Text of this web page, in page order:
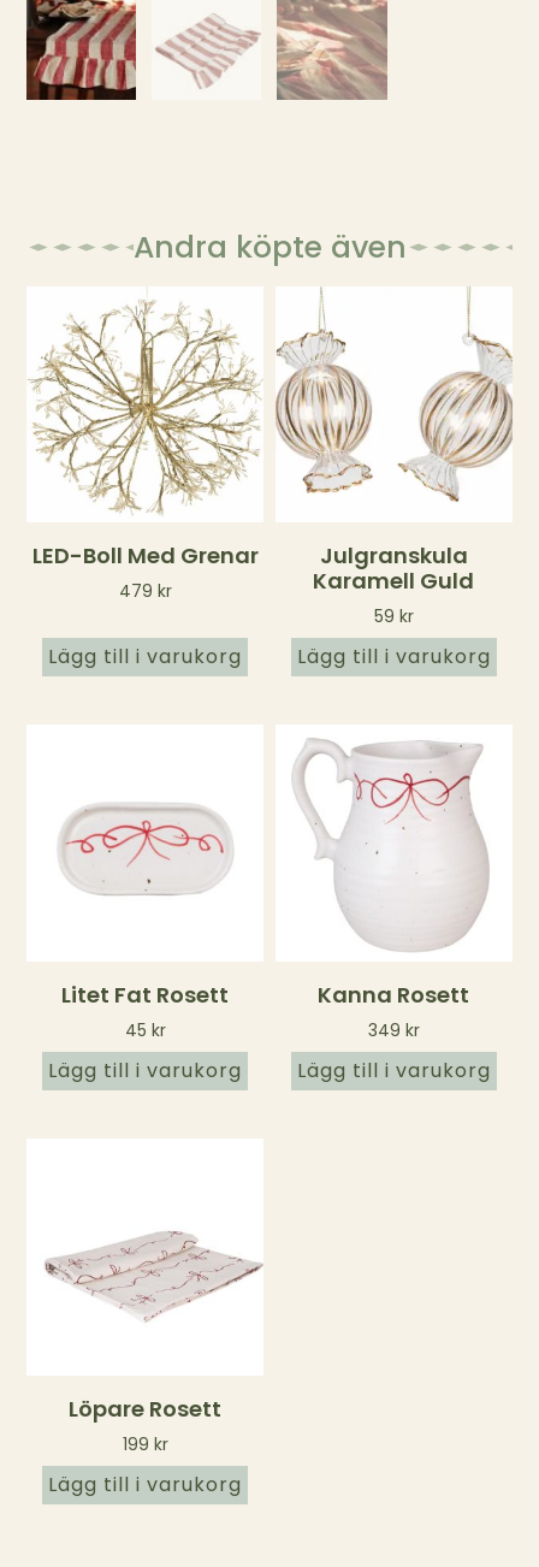
Andra köpte även
LED-Boll Med Grenar
479 kr
Lägg till i varukorg
Julgranskula
Karamell Guld
59 kr
Lägg till i varukorg
Litet Fat Rosett
45 kr
Lägg till i varukorg
Kanna Rosett
349 kr
Lägg till i varukorg
Löpare Rosett
199 kr
Lägg till i varukorg